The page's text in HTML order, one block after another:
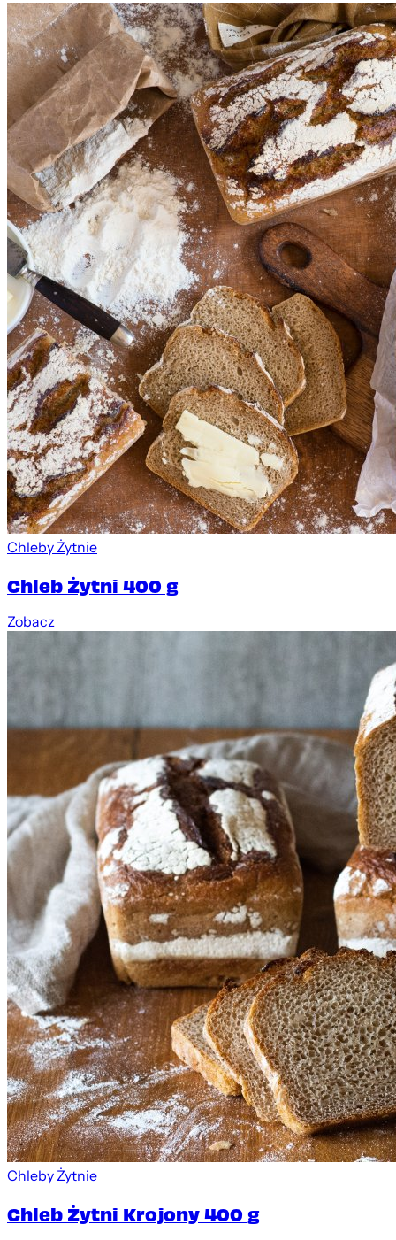
Chleby Żytnie
Chleb Żytni 400 g
Zobacz
Chleby Żytnie
Chleb Żytni Krojony 400 g